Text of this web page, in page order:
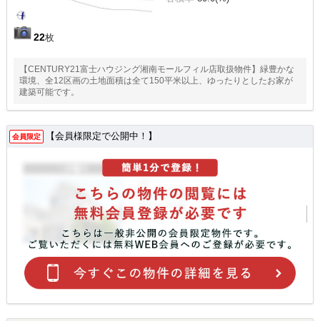
22枚
【CENTURY21富士ハウジング湘南モールフィル店取扱物件】緑豊かな
環境、全12区画の土地面積は全て150平米以上、ゆったりとしたお家が
建築可能です。
会員限定 【会員様限定で公開中！】